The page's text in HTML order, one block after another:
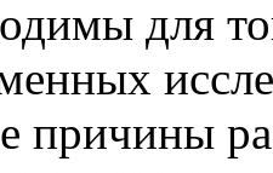
для
причины